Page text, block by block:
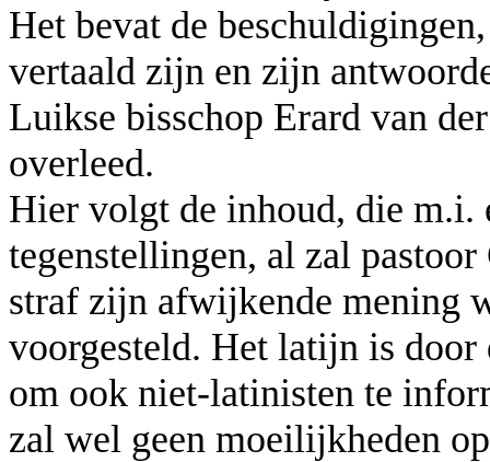
Het bevat de
vertaald zijn en zijn
Luikse bisschop Erard van
overleed.
Hier volgt de inhoud, die m.i.
tegenstellingen, al zal
straf zijn afwijkende mening
voorgesteld. Het latijn is
om ook niet-latinisten te
zal wel geen moeilijkheden